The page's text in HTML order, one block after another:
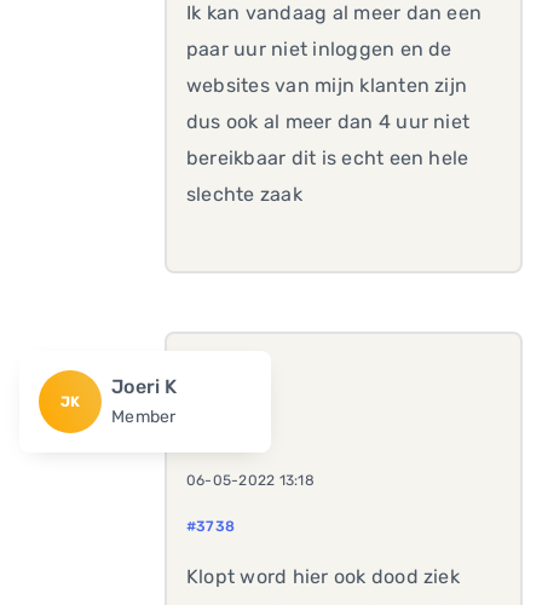
Ik kan vandaag al meer dan een
paar uur niet inloggen en de
websites van mijn klanten zijn
dus ook al meer dan 4 uur niet
bereikbaar dit is echt een hele
slechte zaak
JK
Joeri K
Member
06-05-2022 13:18
#3738
Klopt word hier ook dood ziek